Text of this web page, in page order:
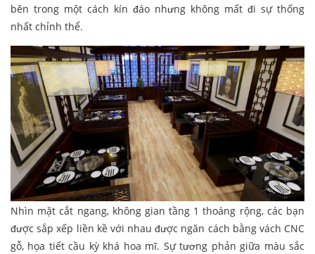
bên trong một cách kín đáo nhưng không mất đi sự thống
nhất chỉnh thể.
Nhìn mặt cắt ngang, không gian tầng 1 thoáng rộng, các bạn
được sắp xếp liền kề với nhau được ngăn cách bằng vách CNC
gỗ, họa tiết cầu kỳ khá hoa mĩ. Sự tương phản giữa màu sắc